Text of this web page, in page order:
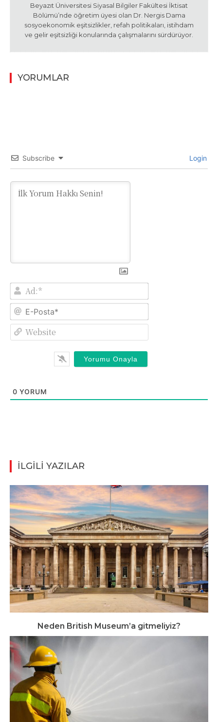
Beyazıt Üniversitesi Siyasal Bilgiler Fakültesi İktisat
Bölümü’nde öğretim üyesi olan Dr. Nergis Dama
sosyoekonomik eşitsizlikler, refah politikaları, istihdam
ve gelir eşitsizliği konularında çalışmalarını sürdürüyor.
YORUMLAR
Subscribe Login
Ad:*
E-
0 YORUM
İLGİLİ YAZILAR
Neden British Museum’a gitmeliyiz?